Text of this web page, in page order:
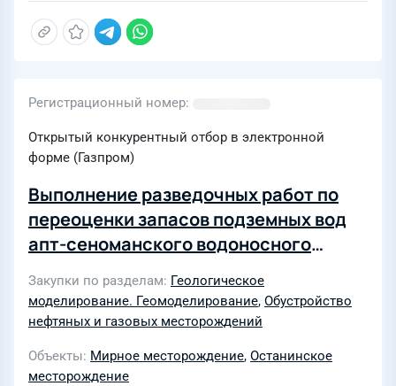
Регистрационный номер
Открытый конкурентный отбор в электронной
форме (Газпром)
Выполнение разведочных работ по
переоценки запасов подземных вод
апт-сеноманского водоносного
комплекса на Останинском участке
недр для целей технологического
обеспечения системы ППД на
Останинском
нефтегазоконденсатном
Закупки по разделам
Геологическое
моделирование. Геомоделирование, Обустройство
нефтяных и газовых месторождений
Объекты Мирное месторождение, Останинское
месторождение